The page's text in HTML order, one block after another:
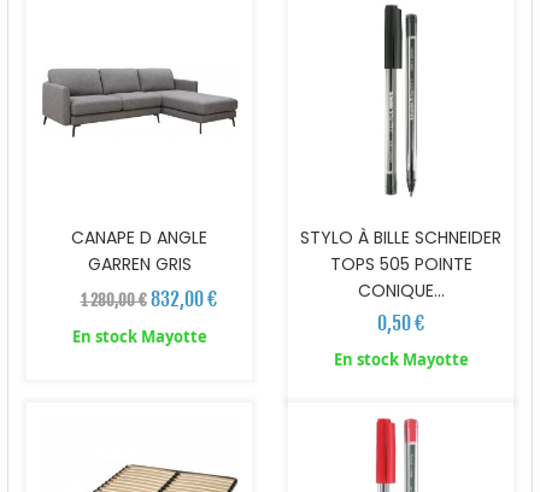
CANAPE D ANGLE
GARREN GRIS
1 280,00 € 832,00 €
En stock Mayotte
STYLO À BILLE SCHNEIDER
TOPS 505 POINTE
CONIQUE...
0,50 €
En stock Mayotte